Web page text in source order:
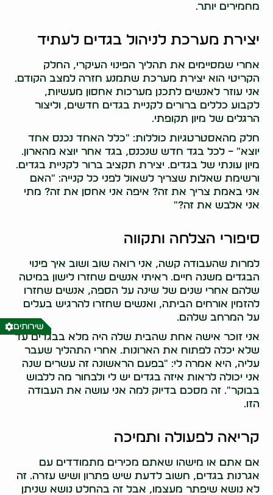
מחמירים יותר.
יצירת מערכת לניהול בגדים לעתיד
אחרי שמסיימים את תהליך הפינוי העיקרי, החלק
הקריטי הוא יצירת מערכת שתמנע חזרה למצב הקודם.
אני עוזר לאנשים לתכנן מערכות אחסון מעשיות,
לקבוע כללים ברורים לקניית בגדים חדשים, וליצור
הרגלים של מיון תקופתי.
חלק מהאסטרטגיות כוללות: "כלל האחד נכנס אחד
יוצא" – לכל בגד חדש שנכנס, בגד אחר יוצא מהארון.
מיון עונתי של בגדים. יצירת תקציב ברור לקניית בגדים.
ורשימת שאלות שצריך לשאול לפני כל קנייה: "האם
אני באמת צריך את זה? איפה אני אחסן את זה? מתי
אני אלבש את זה?"
סיפורי הצלחה ותקווה
למרות שהעבודה קשה, אני רואה שוב ושוב איך פינוי
הבגדים משנה חיים. ראיתי אנשים שחזרו לישון במיטה
שלהם אחרי שנים של שינה על הספה, אנשים שחזרו
להזמין אורחים הביתה, ואנשים שחזרו להרגיש בעלים
על המרחב שלהם.
אני זוכר אישה אחת שהבית שלה היה מלא בבגדים עד
שלא יכלה לפתוח את הארונות. אחרי התהליך שעבר
עליה, היא אמרה לי: "בפעם הראשונה זה עשרים שנה
אני יכולה לראות איזה בגדים יש לי ולבחור מה ללבוש
בבוקר". זה מסכם בדיוק למה אני עושה את העבודה
הזו.
קריאה לפעולה ותמיכה
אם אתם או מישהו שאתם מכירים מתמודדים עם
אגרנות בגדים, חשוב לדעת שיש פתרון ושיש עזרה. זה
לא נושא שיפתר מעצמו, אבל זה בהחלט נושא שניתן
שירותים